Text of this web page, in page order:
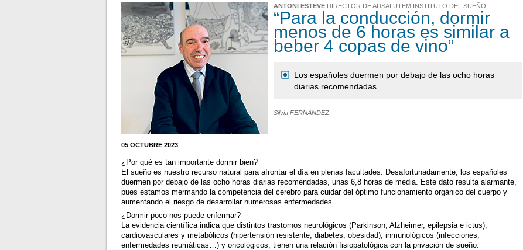
ANTONI ESTEVE DIRECTOR DE ADSALUTEM INSTITUTO DEL SUEÑO
“Para la conducción, dormir
menos de 6 horas es similar a
beber 4 copas de vino”
Los españoles duermen por debajo de las ocho horas
diarias recomendadas.
Silvia FERNÁNDEZ
05 OCTUBRE 2023
¿Por qué es tan importante dormir bien?
El sueño es nuestro recurso natural para afrontar el día en plenas facultades. Desafortunadamente, los españoles
duermen por debajo de las ocho horas diarias recomendadas, unas 6,8 horas de media. Este dato resulta alarmante,
pues estamos mermando la competencia del cerebro para cuidar del óptimo funcionamiento orgánico del cuerpo y
aumentando el riesgo de desarrollar numerosas enfermedades.
¿Dormir poco nos puede enfermar?
La evidencia científica indica que distintos trastornos neurológicos (Parkinson, Alzheimer, epilepsia e ictus);
cardiovasculares y metabólicos (hipertensión resistente, diabetes, obesidad); inmunológicos (infecciones,
enfermedades reumáticas…) y oncológicos, tienen una relación fisiopatológica con la privación de sueño.